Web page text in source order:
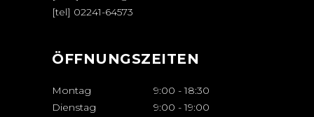
[tel] 02241-64573
ÖFFNUNGSZEITEN
Montag 9:00 - 18:30
Dienstag
9:00 - 19:00